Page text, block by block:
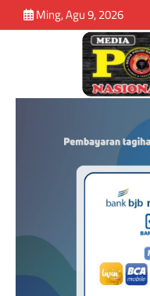
Ming, Agu 9, 2026